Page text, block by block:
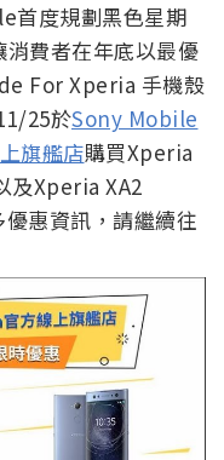
首度規劃黑色星期
費者在年底以最優
For Xperia 手機殼
25於Sony Mobile
旗艦店購買Xperia
及Xperia XA2
惠資訊，請繼續往